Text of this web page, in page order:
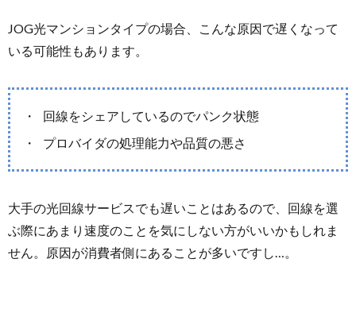
JOG光マンションタイプの場合、こんな原因で遅くなって
いる可能性もあります。
回線をシェアしているのでパンク状態
プロバイダの処理能力や品質の悪さ
大手の光回線サービスでも遅いことはあるので、回線を選
ぶ際にあまり速度のことを気にしない方がいいかもしれま
せん。原因が消費者側にあることが多いですし…。